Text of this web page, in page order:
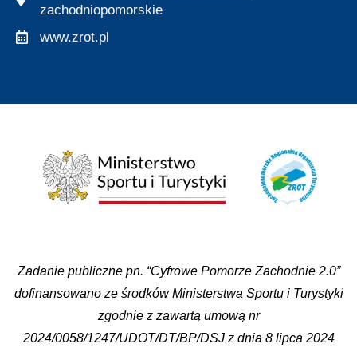
zachodniopomorskie
www.zrot.pl
Zadanie publiczne pn. “Cyfrowe Pomorze Zachodnie 2.0”
dofinansowano ze środków Ministerstwa Sportu i Turystyki
zgodnie z zawartą umową nr
2024/0058/1247/UDOT/DT/BP/DSJ z dnia 8 lipca 2024